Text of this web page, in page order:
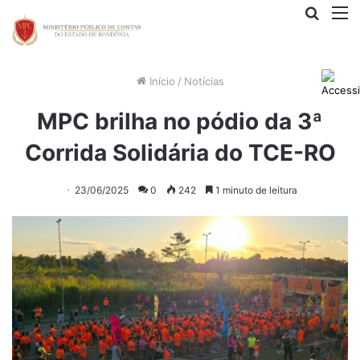
Início / Notícias
MPC brilha no pódio da 3ª
Corrida Solidária do TCE-RO
23/06/2025 0 242 1 minuto de leitura